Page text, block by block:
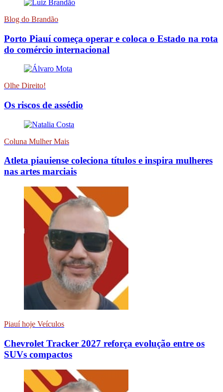
Blog do Brandão
Porto Piauí começa operar e coloca o Estado na rota
do comércio internacional
Olhe Direito!
Os riscos de assédio
Coluna Mulher Mais
Atleta piauiense coleciona títulos e inspira mulheres
nas artes marciais
Piauí hoje Veículos
Chevrolet Tracker 2027 reforça evolução entre os
SUVs compactos